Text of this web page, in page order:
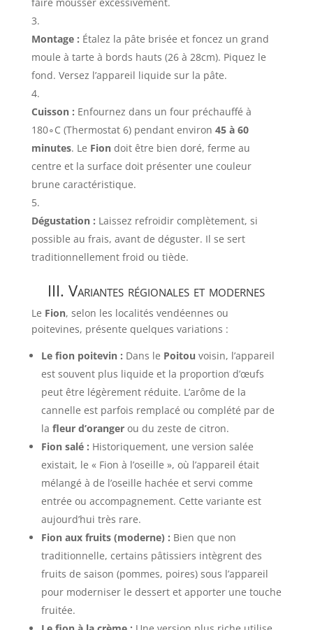
Montage : Étalez la pâte brisée et foncez un grand
moule à tarte à bords hauts (26à 28cm). Piquez le
fond. Versez l’appareil liquide sur la pâte.
Cuisson : Enfournez dans un four préchauffé à
180∘C (Thermostat 6) pendant environ45 à60
minutes. Le Fiondoit être bien doré, ferme au
centre et la surface doit présenter une couleur
brune caractéristique.
Dégustation : Laissez refroidir complètement, si
possible au frais, avant de déguster. Il se sert
traditionnellement froid ou tiède.
III. Variantes régionales et modernes
Le Fion, selon les localités vendéennes ou
poitevines, présente quelques variations :
Le fion poitevin : Dans le Poitou voisin, l’appareil
est souvent plus liquide et la proportion d’œufs
peut être légèrement réduite. L’arôme de la
cannelle est parfois remplacé ou complété par de
la fleur d’orangerou du zeste de citron.
Fion salé : Historiquement, une version salée
existait, le « Fion à l’oseille », où l’appareil était
mélangé à de l’oseille hachée et servi comme
entrée ou accompagnement. Cette variante est
aujourd’hui très rare.
Fion aux fruits (moderne) : Bien que non
traditionnelle, certains pâtissiers intègrent des
fruits de saison (pommes, poires) sous l’appareil
pour moderniser le dessert et apporter une touche
fruitée.